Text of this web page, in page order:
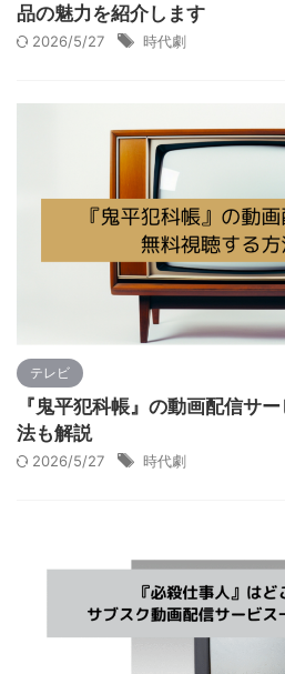
品の魅力を紹介します
2026/5/27 時代劇
テレビ
『鬼平犯科帳』の動画配信サ
法も解説
2026/5/27 時代劇